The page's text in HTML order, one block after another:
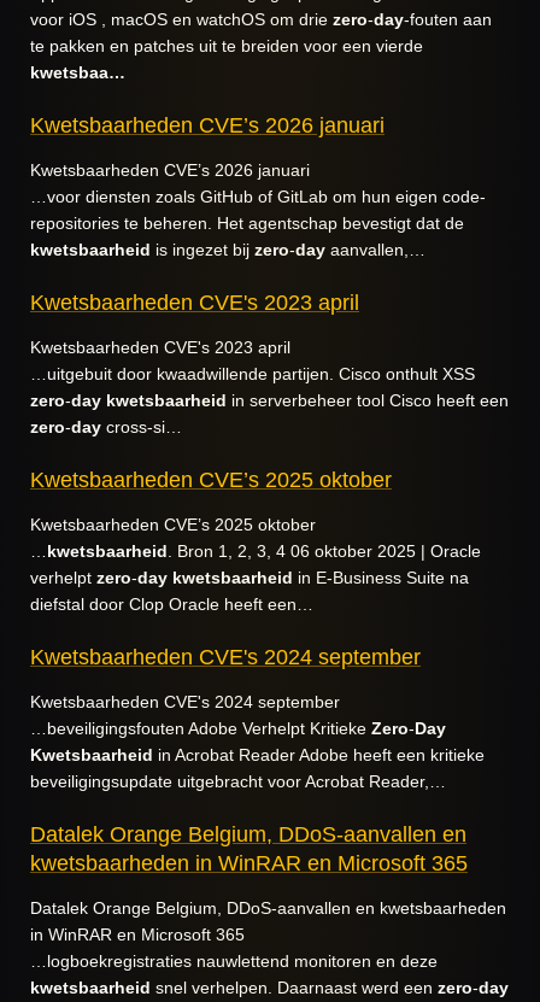
voor iOS , macOS en watchOS om drie zero-day-fouten aan
te pakken en patches uit te breiden voor een vierde
kwetsbaa…
Kwetsbaarheden CVE’s 2026 januari
Kwetsbaarheden CVE’s 2026 januari
…voor diensten zoals GitHub of GitLab om hun eigen code-
repositories te beheren. Het agentschap bevestigt dat de
kwetsbaarheid is ingezet bij zero-day aanvallen,…
Kwetsbaarheden CVE's 2023 april
Kwetsbaarheden CVE's 2023 april
…uitgebuit door kwaadwillende partijen. Cisco onthult XSS
zero-day kwetsbaarheid in serverbeheer tool Cisco heeft een
zero-day cross-si…
Kwetsbaarheden CVE’s 2025 oktober
Kwetsbaarheden CVE’s 2025 oktober
kwetsbaarheid . Bron 1, 2, 3, 4 06 oktober 2025 | Oracle
verhelpt zero-day kwetsbaarheid in E-Business Suite na
diefstal door Clop Oracle heeft een…
Kwetsbaarheden CVE's 2024 september
Kwetsbaarheden CVE's 2024 september
…beveiligingsfouten Adobe Verhelpt Kritieke Zero-Day
Kwetsbaarheid in Acrobat Reader Adobe heeft een kritieke
beveiligingsupdate uitgebracht voor Acrobat Reader,…
Datalek Orange Belgium, DDoS-aanvallen en
kwetsbaarheden in WinRAR en Microsoft 365
Datalek Orange Belgium, DDoS-aanvallen en kwetsbaarheden
in WinRAR en Microsoft 365
…logboekregistraties nauwlettend monitoren en deze
kwetsbaarheid snel verhelpen. Daarnaast werd een zero-day